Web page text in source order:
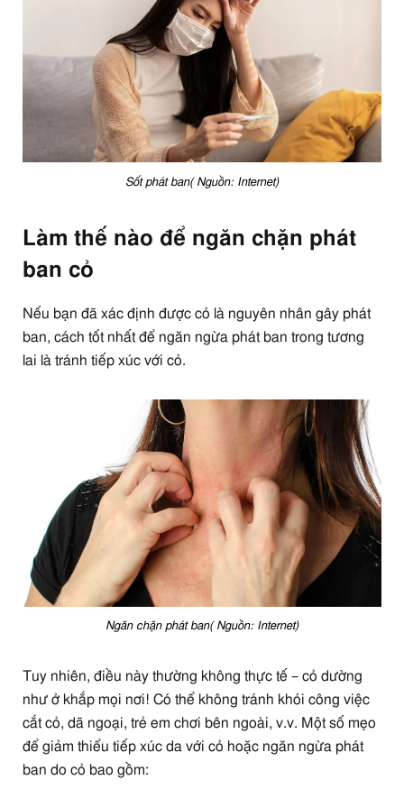
Sốt phát ban( Nguồn: Internet)
Làm thế nào để ngăn chặn phát
ban cỏ
Nếu bạn đã xác định được cỏ là nguyên nhân gây phát
ban, cách tốt nhất để ngăn ngừa phát ban trong tương
lai là tránh tiếp xúc với cỏ.
Ngăn chặn phát ban( Nguồn: Internet)
Tuy nhiên, điều này thường không thực tế – cỏ dường
như ở khắp mọi nơi! Có thể không tránh khỏi công việc
cắt cỏ, dã ngoại, trẻ em chơi bên ngoài, v.v. Một số mẹo
để giảm thiểu tiếp xúc da với cỏ hoặc ngăn ngừa phát
ban do cỏ bao gồm: